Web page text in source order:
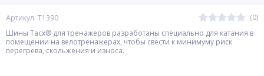
Артикул: T1390
(0)
Шины Tacx® для тренажеров разработаны специально для катания в
помещении на велотренажерах, чтобы свести к минимуму риск
перегрева, скольжения и износа.